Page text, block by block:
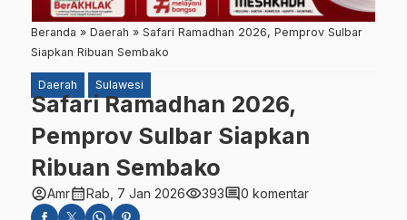
Beranda » Daerah » Safari Ramadhan 2026, Pemprov Sulbar
Siapkan Ribuan Sembako
Daerah Sulawesi
Safari Ramadhan 2026,
Pemprov Sulbar Siapkan
Ribuan Sembako
account_circleAmrcalendar_monthRab, 7 Jan 2026visibility393comment0 komentar